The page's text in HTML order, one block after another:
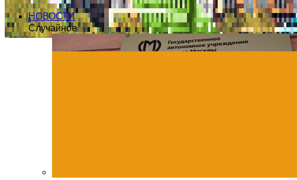
НОВОСТИ
Случайное